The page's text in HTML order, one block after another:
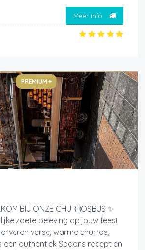
Meer info
PREMIUM +
BIJ ONZE CHURROSBUS ✨
zoete beleving op jouw feest
verse, warme churros,
een authentiek Spaans recept en